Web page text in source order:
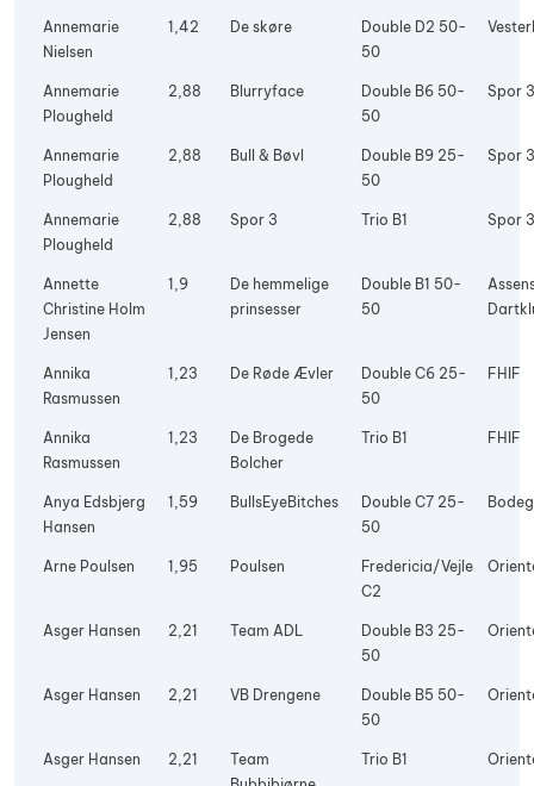
Annemarie
Nielsen
1,42 De skøre
Double D2 50-
50
Annemarie
Plougheld
2,88 Blurryface
Double B6 50-
50
Spor 3
Annemarie
Plougheld
2,88 Bull & Bøvl
Double B9 25-
50
Spor 3
Annemarie
Plougheld
2,88 Spor 3 Trio B1 Spor 3
Annette
Christine Holm
Jensen
1,9
De hemmelige
prinsesser
Double B1 50-
50
Annika
Rasmussen
1,23 De Røde Ævler
Double C6 25-
50
FHIF
Annika
Rasmussen
1,23
De Brogede
Bolcher
Trio B1 FHIF
Anya Edsbjerg
Hansen
1,59 BullsEyeBitches
Double C7 25-
50
Arne Poulsen 1,95 Poulsen
Fredericia/Vejle
C2
Asger Hansen 2,21 Team ADL
Double B3 25-
50
Asger Hansen 2,21 VB Drengene
Double B5 50-
50
Asger Hansen 2,21
Team
Trio B1